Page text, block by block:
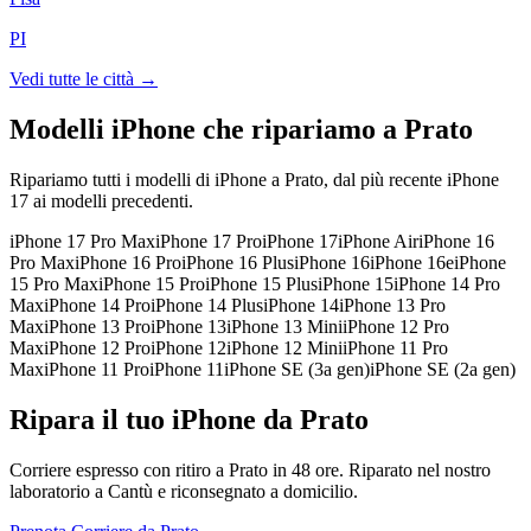
PI
Vedi tutte le città →
Modelli iPhone che ripariamo a Prato
Ripariamo tutti i modelli di iPhone a Prato, dal più recente iPhone
17 ai modelli precedenti.
iPhone 17 Pro MaxiPhone 17 ProiPhone 17iPhone AiriPhone 16
Pro MaxiPhone 16 ProiPhone 16 PlusiPhone 16iPhone 16eiPhone
15 Pro MaxiPhone 15 ProiPhone 15 PlusiPhone 15iPhone 14 Pro
MaxiPhone 14 ProiPhone 14 PlusiPhone 14iPhone 13 Pro
MaxiPhone 13 ProiPhone 13iPhone 13 MiniiPhone 12 Pro
MaxiPhone 12 ProiPhone 12iPhone 12 MiniiPhone 11 Pro
MaxiPhone 11 ProiPhone 11iPhone SE (3a gen)iPhone SE (2a gen)
Ripara il tuo iPhone da Prato
Corriere espresso con ritiro a Prato in 48 ore. Riparato nel nostro
laboratorio a Cantù e riconsegnato a domicilio.